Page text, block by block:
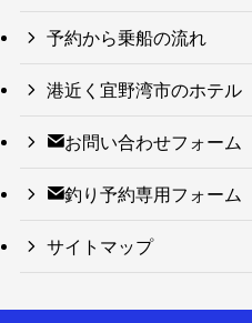
予約から乗船の流れ
港近く宜野湾市のホテル
お問い合わせフォーム
釣り予約専用フォーム
サイトマップ